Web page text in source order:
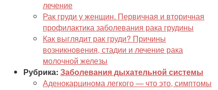
лечение
Рак груди у женщин. Первичная и вторичная
профилактика заболевания рака грудины
Как выглядит рак груди? Причины
возникновения, стадии и лечение рака
молочной железы
Рубрика: Заболевания дыхательной системы
Аденокарцинома легкого — что это, симптомы